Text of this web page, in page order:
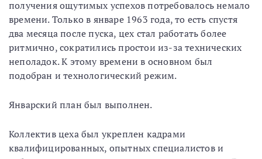
получения ощутимых успехов потребовалось немало
времени. Только в январе 1963 года, то есть спустя
два месяца после пуска, цех стал работать более
ритмично, сократились простои из-за технических
неполадок. К этому времени в основном был
подобран и технологический режим.
Январский план был выполнен.
Коллектив цеха был укреплен кадрами
квалифицированных, опытных специалистов и